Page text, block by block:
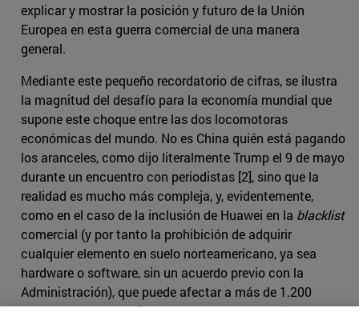
explicar y mostrar la posición y futuro de la Unión
Europea en esta guerra comercial de una manera
general.
Mediante este pequeño recordatorio de cifras, se ilustra
la magnitud del desafío para la economía mundial que
supone este choque entre las dos locomotoras
económicas del mundo. No es China quién está pagando
los aranceles, como dijo literalmente Trump el 9 de mayo
durante un encuentro con periodistas [2], sino que la
realidad es mucho más compleja, y, evidentemente,
como en el caso de la inclusión de Huawei en la blacklist
comercial (y por tanto la prohibición de adquirir
cualquier elemento en suelo norteamericano, ya sea
hardware o software, sin un acuerdo previo con la
Administración), que puede afectar a más de 1.200
empresas norteamericanas y centenares de millones de